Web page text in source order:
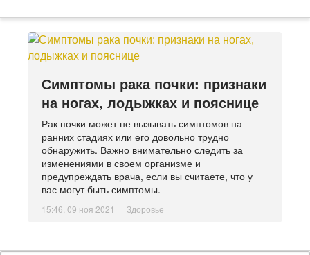
Симптомы рака почки: признаки
на ногах, лодыжках и пояснице
Рак почки может не вызывать симптомов на
ранних стадиях или его довольно трудно
обнаружить. Важно внимательно следить за
изменениями в своем организме и
предупреждать врача, если вы считаете, что у
вас могут быть симптомы.
15:46, 09 ноя 2021 Здоровье